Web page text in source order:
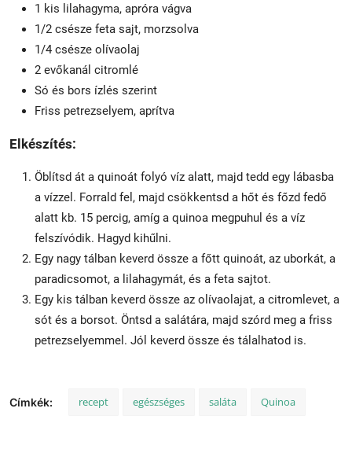
1 kis lilahagyma, apróra vágva
1/2 csésze feta sajt, morzsolva
1/4 csésze olívaolaj
2 evőkanál citromlé
Só és bors ízlés szerint
Friss petrezselyem, aprítva
Elkészítés:
Öblítsd át a quinoát folyó víz alatt, majd tedd egy lábasba
a vízzel. Forrald fel, majd csökkentsd a hőt és főzd fedő
alatt kb. 15 percig, amíg a quinoa megpuhul és a víz
felszívódik. Hagyd kihűlni.
Egy nagy tálban keverd össze a főtt quinoát, az uborkát, a
paradicsomot, a lilahagymát, és a feta sajtot.
Egy kis tálban keverd össze az olívaolajat, a citromlevet, a
sót és a borsot. Öntsd a salátára, majd szórd meg a friss
petrezselyemmel. Jól keverd össze és tálalhatod is.
Címkék: recept egészséges saláta Quinoa